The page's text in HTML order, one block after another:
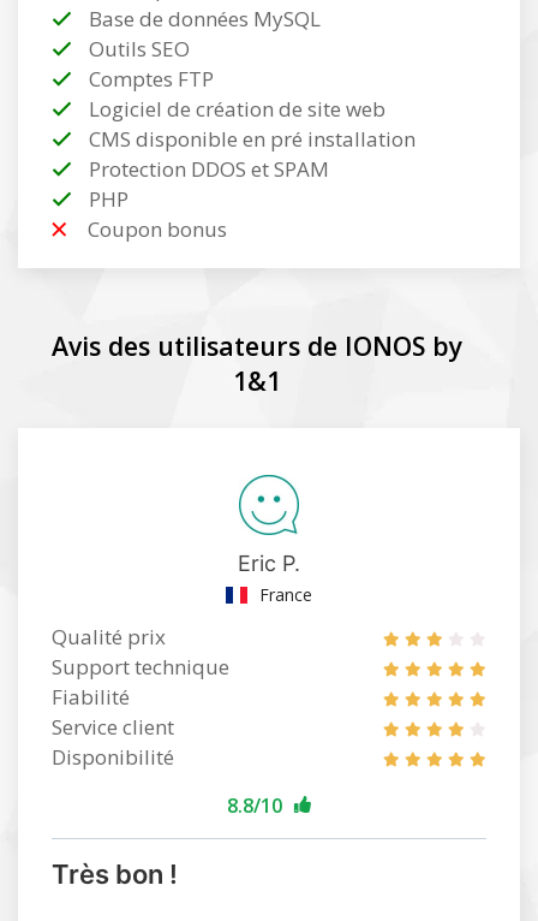
Base de données MySQL
Outils SEO
Comptes FTP
Logiciel de création de site web
CMS disponible en pré installation
Protection DDOS et SPAM
PHP
Coupon bonus
Avis des utilisateurs de IONOS by
1&1
Eric P.
France
Qualité prix
Support technique
Fiabilité
Service client
Disponibilité
8.8/10
Très bon !